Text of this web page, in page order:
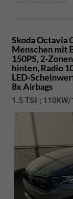
Skoda Octavia
Menschen mit
150PS, 2-
hinten, Radio
LED-
8x Airbags
1.5 TSI ;